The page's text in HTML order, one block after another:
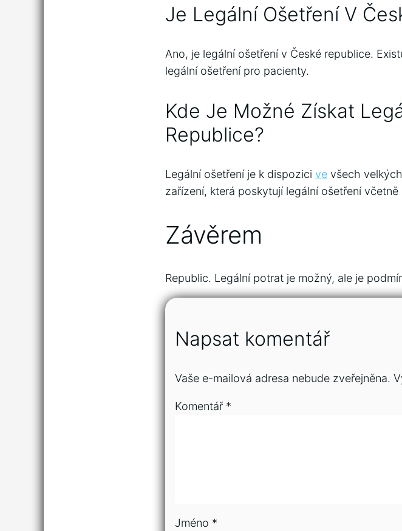
Je Legální Ošetření V
Ano, je legální ošetření v České republice.
legální ošetření pro pacienty.
Kde Je Možné Získat
Republice?
Legální ošetření je k dispozici ve všech
zařízení, která poskytují legální ošetření
Závěrem
Republic. Legální potrat je možný, ale je
Napsat komentář
Vaše e-mailová adresa nebude zveřejněna.
Komentář *
Jméno *